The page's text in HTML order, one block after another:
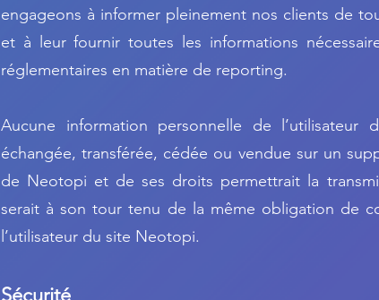
engageons à informer pleinement nos clients de
et à leur fournir toutes les informations
réglementaires en matière de reporting.
Aucune information personnelle de l’utilisateur
échangée, transférée, cédée ou vendue sur un
de Neotopi et de ses droits permettrait la
serait à son tour tenu de la même obligation de
l’utilisateur du site Neotopi.
Sécurité